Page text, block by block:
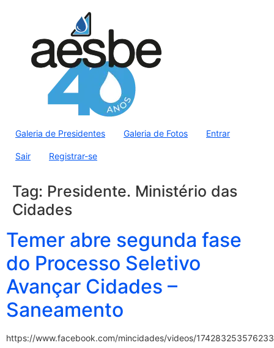
Galeria de Presidentes Galeria de Fotos Entrar
Sair Registrar-se
Tag: Presidente. Ministério das
Cidades
Temer abre segunda fase
do Processo Seletivo
Avançar Cidades –
Saneamento
https://www.facebook.com/mincidades/videos/